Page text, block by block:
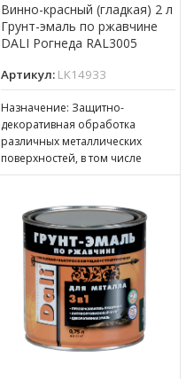
Винно-красный (гладкая) 2 л
Грунт-эмаль по ржавчине
DALI Рогнеда RAL3005
Артикул: LK14933
Назначение: Защитно-
декоративная обработка
различных металлических
поверхностей, в том числе
пораженных точечной или
толщиной ржавчины до 100 мкм